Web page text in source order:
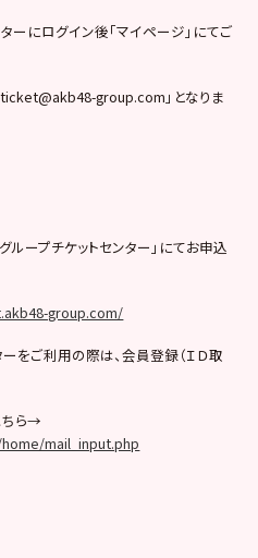
ーにログイン後「マイページ」にてご
group.com」となりま
ループチケットセンター」にてお申込
group.com/
をご利用の際は、会員登録（ＩＤ取
ら→
mail_input.php